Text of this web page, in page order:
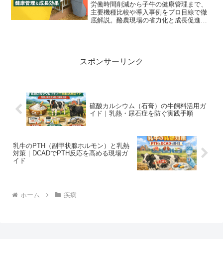
労働時間削減から子牛の健康管理まで、
主要機種比較や導入事例をプロ目線で徹
底解説。酪農現場の省力化と成長促進に
スポンサーリンク
硫酸カルシウム（石膏）の牛飼料活用ガ
イド｜乳熱・尿石症を防ぐ実践手順
乳牛のPTH（副甲状腺ホルモン）と乳熱
対策｜DCADでPTH反応を高める現場ガ
イド
ホーム 疾病